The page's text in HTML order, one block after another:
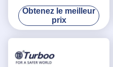
contrôle d'accès avec le
matériel de l'acier inoxydable
304
Obtenez le meilleur
prix